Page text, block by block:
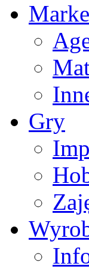
Gry